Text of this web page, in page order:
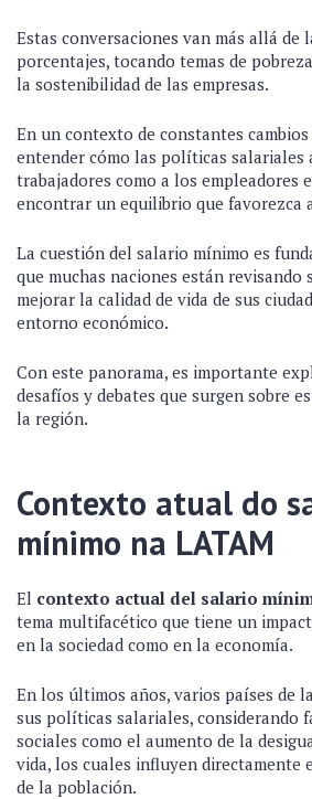
Estas conversaciones van más allá de
porcentajes, tocando temas de
la sostenibilidad de las empresas.
En un contexto de constantes
entender cómo las políticas salariales
trabajadores como a los empleadores
encontrar un equilibrio que favorezca
La cuestión del salario mínimo es
que muchas naciones están revisando
mejorar la calidad de vida de sus
entorno económico.
Con este panorama, es importante
desafíos y debates que surgen sobre
la región.
Contexto atual do
mínimo na LATAM
El contexto actual del salario
tema multifacético que tiene un
en la sociedad como en la economía.
En los últimos años, varios países de
sus políticas salariales, considerando
sociales como el aumento de la
vida, los cuales influyen directamente
de la población.